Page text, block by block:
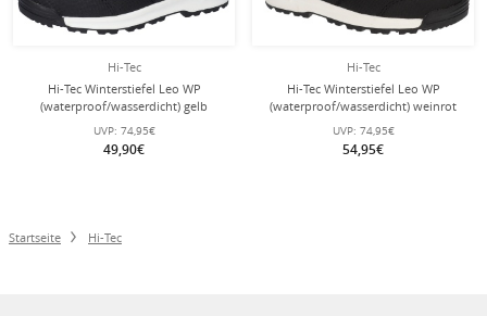
Hi-Tec
Hi-Tec Winterstiefel Leo WP
(waterproof/wasserdicht) gelb
Kinder
UVP: 74,95€
49,90€
Hi-Tec
Hi-Tec Winterstiefel Leo WP
(waterproof/wasserdicht) weinrot
Kinder
UVP: 74,95€
54,95€
Startseite Hi-Tec